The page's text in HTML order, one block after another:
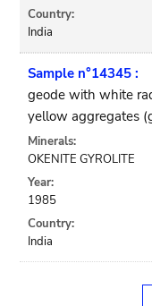
Country:
India
Sample n°14345 :
geode with white
yellow aggregates
Minerals:
OKENITE GYROLITE
Year:
1985
Country:
India